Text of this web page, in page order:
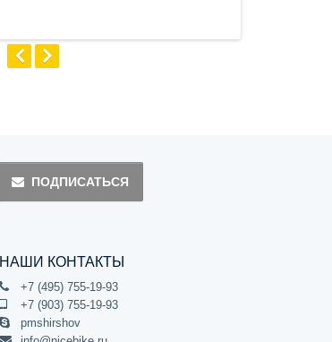
ПОДПИСАТЬСЯ
НАШИ КОНТАКТЫ
+7 (495) 755-19-93
+7 (903) 755-19-93
pmshirshov